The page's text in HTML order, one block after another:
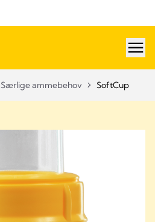
Særlige ammebehov SoftCup